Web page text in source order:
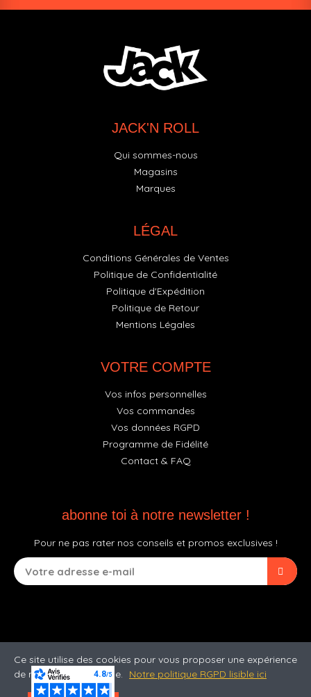
JACK'N ROLL
Qui sommes-nous
Magasins
Marques
LÉGAL
Conditions Générales de Ventes
Politique de Confidentialité
Politique d'Expédition
Politique de Retour
Mentions Légales
VOTRE COMPTE
Vos infos personnelles
Vos commandes
Vos données RGPD
Programme de Fidélité
Contact & FAQ
abonne toi à notre newsletter !
Pour ne pas rater nos conseils et promos exclusives !
Ce site utilise des cookies pour vous proposer une expérience
de navigation optimale.
Notre politique RGPD lisible ici